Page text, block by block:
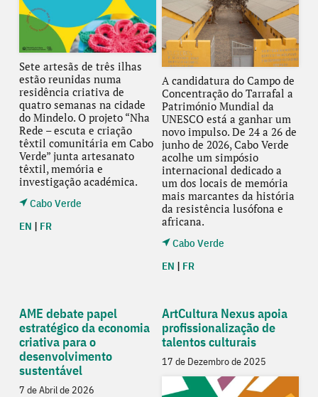
Sete artesãs de três ilhas
estão reunidas numa
residência criativa de
quatro semanas na cidade
do Mindelo. O projeto “Nha
Rede – escuta e criação
têxtil comunitária em Cabo
Verde” junta artesanato
têxtil, memória e
investigação académica.
Cabo Verde
EN | FR
A candidatura do Campo de
Concentração do Tarrafal a
Património Mundial da
UNESCO está a ganhar um
novo impulso. De 24 a 26 de
junho de 2026, Cabo Verde
acolhe um simpósio
internacional dedicado a
um dos locais de memória
mais marcantes da história
da resistência lusófona e
africana.
Cabo Verde
EN | FR
AME debate papel
estratégico da economia
criativa para o
desenvolvimento
sustentável
7 de Abril de 2026
ArtCultura Nexus apoia
profissionalização de
talentos culturais
17 de Dezembro de 2025